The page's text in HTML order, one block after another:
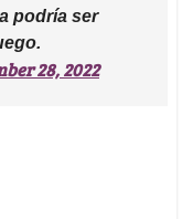
podría ser
28, 2022